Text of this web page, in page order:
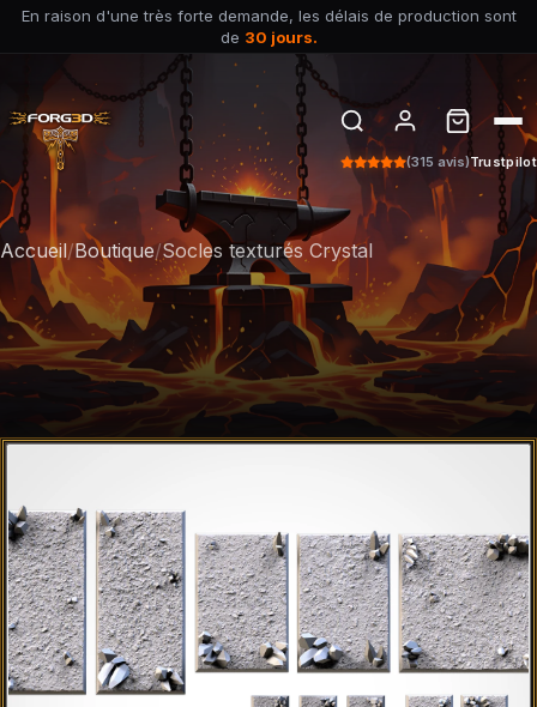
En raison d'une très forte demande, les délais de production sont
de 30 jours.
(315 avis)Trustpilot
Accueil/Boutique/Socles texturés Crystal